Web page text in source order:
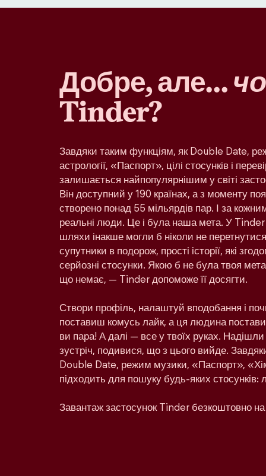
Добре, але…
Tinder?
Завдяки таким функціям, як Double Date,
астрології, «Паспорт», цілі стосунків і
залишається найпопулярнішим у світі
Він доступний у 190 країнах, а з моменту
створено понад 55 мільярдів пар. І за
реальні люди. Це і була наша мета. У
шляхи інакше могли б ніколи не
супутники в подорож, прості історії, які
серйозні стосунки. Якою б не була твоя мета
що немає, — Tinder допоможе її досягти.
Створи профіль, налаштуй вподобання і
поставиш комусь лайк, а ця людина
ви пара! А далі — все у твоїх руках.
зустріч, подивися, що з цього вийде.
Double Date, режим музики, «Паспорт»,
підходить для пошуку будь-яких стосунків:
Завантаж застосунок Tinder безкоштовно